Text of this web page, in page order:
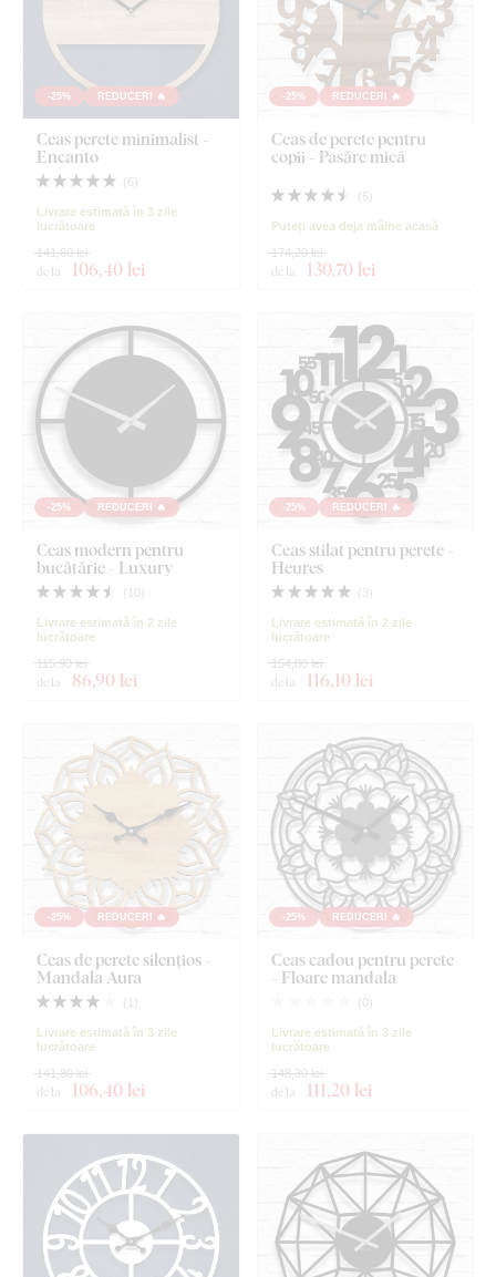
-25% REDUCERI 🔥
Ceas perete minimalist -
Encanto
( 6 )
Livrare estimată în 3 zile
lucrătoare
de la 106,40 lei
141,80 lei
-25% REDUCERI 🔥
Ceas de perete pentru
copii - Pasăre mică
( 5)
Puteți avea deja mâine acasă
de la 130,70 lei
174,20 lei
-25% REDUCERI 🔥
Ceas modern pentru
bucătărie - Luxury
( 10)
Livrare estimată în 2 zile
lucrătoare
de la 86,90 lei
115,90 lei
-25% REDUCERI 🔥
Ceas stilat pentru perete -
Heures
( 3)
Livrare estimată în 2 zile
lucrătoare
de la 116,10 lei
154,80 lei
-25% REDUCERI 🔥
Ceas de perete silențios -
Mandala Aura
( )
Livrare estimată în 3 zile
lucrătoare
de la 106,40 lei
141,80 lei
-25% REDUCERI 🔥
Ceas cadou pentru perete
- Floare mandala
( 0 )
Livrare estimată în 3 zile
lucrătoare
de la 111,20 lei
148,30 lei